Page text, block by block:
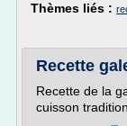
Thèmes liés :
Recette
Recette de la
cuisson